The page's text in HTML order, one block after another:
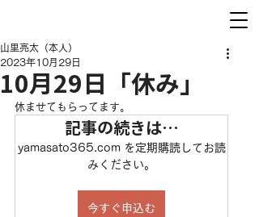
10月29日「休み」
山里亮太（本人）
2023年10月29日
休ませてもらってます。
記事の続きは…
yamasato365.com を定期購読してお読
みください。
今すぐ申込む